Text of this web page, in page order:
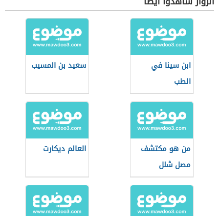
ابن سينا في
الطب
سعيد بن المسيب
من هو مكتشف
مصل شلل
الأطفال
العالم ديكارت